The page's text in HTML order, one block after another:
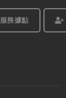
服務據點